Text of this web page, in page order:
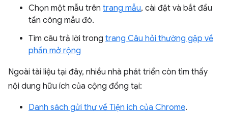
Chọn một mẫu trên trang mẫu, cài đặt và bắt đầu
tấn công mẫu đó.
Tìm câu trả lời trong trang Câu hỏi thường gặp về
phần mở rộng
Ngoài tài liệu tại đây, nhiều nhà phát triển còn tìm thấy
nội dung hữu ích của cộng đồng tại:
Danh sách gửi thư về Tiện ích của Chrome.